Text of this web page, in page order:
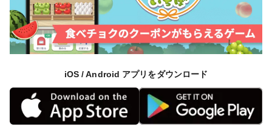
iOS / Android アプリをダウンロード